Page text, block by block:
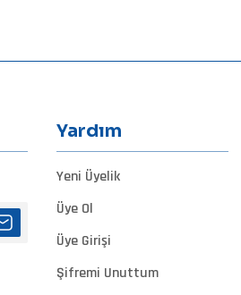
Yardım
Yeni Üyelik
Üye Ol
Üye Girişi
Şifremi Unuttum